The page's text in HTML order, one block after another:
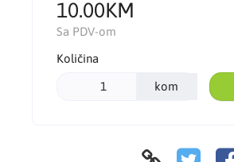
10.00KM
Sa PDV-om
Količina
kom